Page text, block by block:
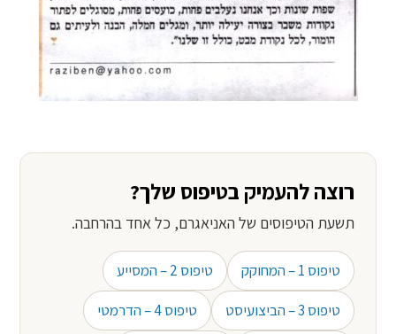
רוצה להעמיק בטיפוס שלך?
תשעת הטיפוסים של האניאגרם, כל אחד בהרחבה.
טיפוס 1 – המחוקק טיפוס 2 – המסייע
טיפוס 3 – הביצועיסט טיפוס 4 – הדרמטי